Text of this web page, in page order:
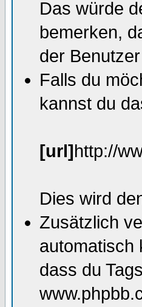
Das würde
bemerken,
der
Falls du
kannst du
[url]http://
Dies wird
Zusätzlich
automatisch
dass du